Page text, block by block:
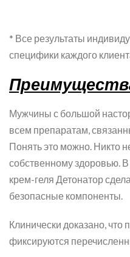
* Все результаты
специфики каждого
Мужчины с большой
всем препаратам,
Понять это можно. Никто
собственному здоровью. В
крем-геля Детонатор
безопасные компоненты.
Клинически доказано, что
фиксируются